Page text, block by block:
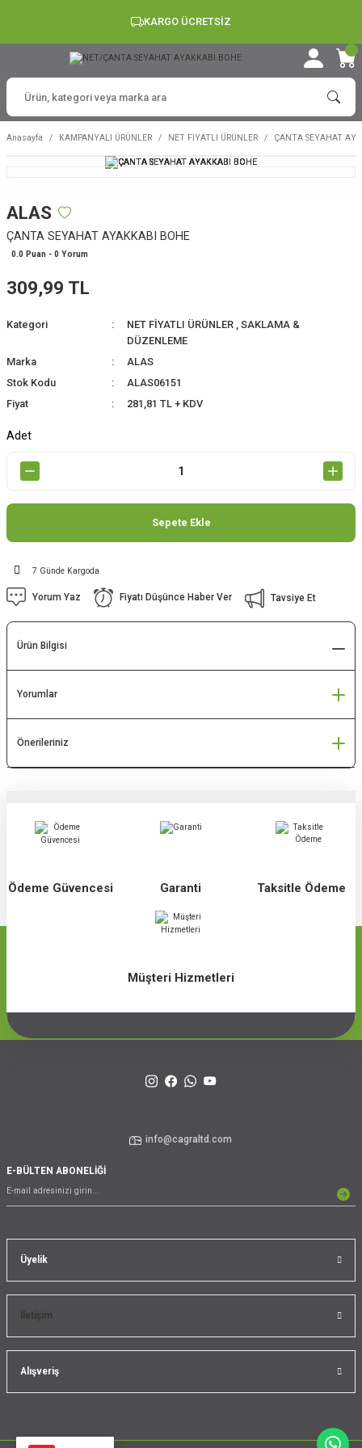
KARGO ÜCRETSİZ
Anasayfa KAMPANYALI ÜRÜNLER NET FİYATLI ÜRÜNLER ÇANTA SEYAHAT
ALAS
ÇANTA SEYAHAT AYAKKABI BOHE
0.0 Puan - 0 Yorum
309,99 TL
Kategori NET FİYATLI ÜRÜNLER , SAKLAMA &
DÜZENLEME
Marka
ALAS
Stok Kodu
ALAS06151
Fiyat
281,81 TL + KDV
Adet
Sepete Ekle
7 Günde Kargoda
Yorum Yaz Fiyatı Düşünce Haber Ver Tavsiye Et
Ürün Bilgisi
Yorumlar
Önerileriniz
Ödeme Güvencesi Garanti Taksitle Ödeme
Müşteri Hizmetleri
Üyelik
İletişim
Alışveriş
info@cagraltd.com
E-BÜLTEN ABONELİĞİ